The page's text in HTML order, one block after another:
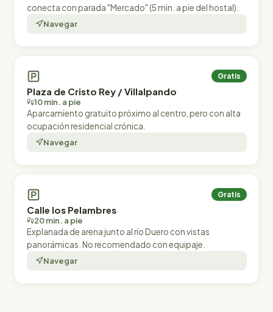
conecta con parada "Mercado" (5 min. a pie del hostal).
Navegar
Gratis
Plaza de Cristo Rey / Villalpando
10 min. a pie
Aparcamiento gratuito próximo al centro, pero con alta
ocupación residencial crónica.
Navegar
Gratis
Calle los Pelambres
20 min. a pie
Explanada de arena junto al río Duero con vistas
panorámicas. No recomendado con equipaje.
Navegar